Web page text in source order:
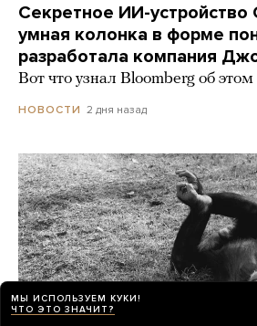
Секретное ИИ-устройство
умная колонка в форме
разработала компания
Вот что узнал Bloomberg об этом
НОВОСТИ 2 дня назад
МЫ ИСПОЛЬЗУЕМ КУКИ!
ЧТО ЭТО ЗНАЧИТ?